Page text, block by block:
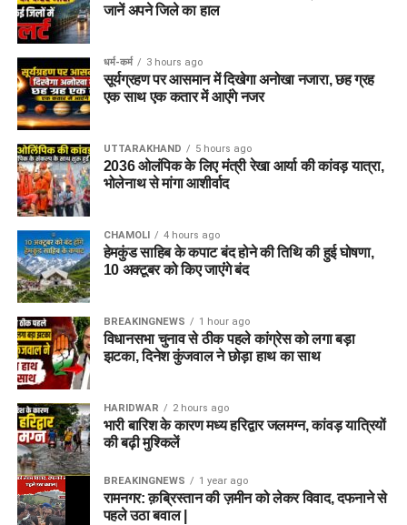
जानें अपने जिले का हाल
धर्म-कर्म 3 hours ago
सूर्यग्रहण पर आसमान में दिखेगा अनोखा नजारा, छह ग्रह
एक साथ एक कतार में आएंगे नजर
UTTARAKHAND 5 hours ago
2036 ओलंपिक के लिए मंत्री रेखा आर्या की कांवड़ यात्रा,
भोलेनाथ से मांगा आशीर्वाद
CHAMOLI 4 hours ago
हेमकुंड साहिब के कपाट बंद होने की तिथि की हुई घोषणा,
10 अक्टूबर को किए जाएंंगे बंद
BREAKINGNEWS 1 hour ago
विधानसभा चुनाव से ठीक पहले कांग्रेस को लगा बड़ा
झटका, दिनेश कुंजवाल ने छोड़ा हाथ का साथ
HARIDWAR 2 hours ago
भारी बारिश के कारण मध्य हरिद्वार जलमग्न, कांवड़ यात्रियों
की बढ़ी मुश्किलें
BREAKINGNEWS 1 year ago
रामनगर: क़ब्रिस्तान की ज़मीन को लेकर विवाद, दफनाने से
पहले उठा बवाल |